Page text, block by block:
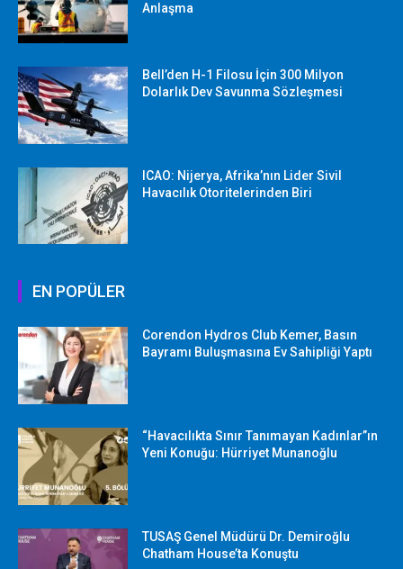
Anlaşma
Bell’den H-1 Filosu İçin 300 Milyon
Dolarlık Dev Savunma Sözleşmesi
ICAO: Nijerya, Afrika’nın Lider Sivil
Havacılık Otoritelerinden Biri
EN POPÜLER
Corendon Hydros Club Kemer, Basın
Bayramı Buluşmasına Ev Sahipliği Yaptı
“Havacılıkta Sınır Tanımayan Kadınlar”ın
Yeni Konuğu: Hürriyet Munanoğlu
TUSAŞ Genel Müdürü Dr. Demiroğlu
Chatham House’ta Konuştu